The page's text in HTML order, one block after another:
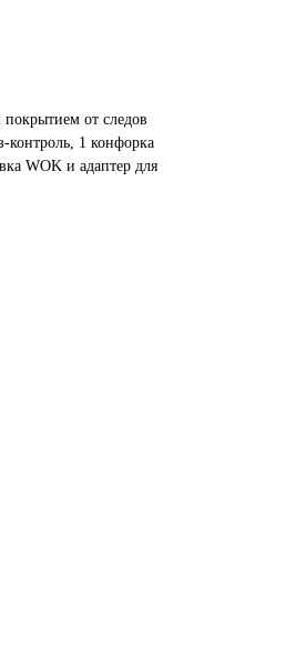
от следов
контроль, 1 конфорка
WOK и адаптер для